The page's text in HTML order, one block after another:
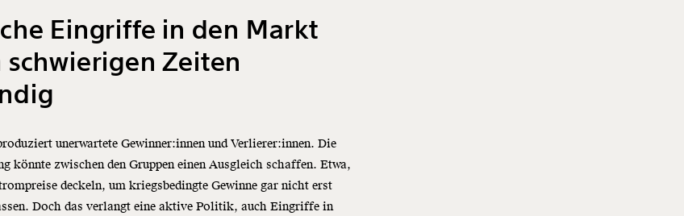
Eingriffe in den Markt
schwierigen Zeiten
unerwartete Gewinner:innen und Verlierer:innen. Die
könnte zwischen den Gruppen einen Ausgleich schaffen. Etwa,
deckeln, um kriegsbedingte Gewinne gar nicht erst
Doch das verlangt eine aktive Politik, auch Eingriffe in